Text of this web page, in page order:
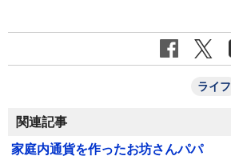
ライフ
関連記事
家庭内通貨を作ったお坊さんパパ